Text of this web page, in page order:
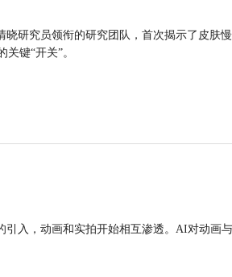
研究员领衔的研究团队，首次揭示了皮肤
键“开关”。
入，动画和实拍开始相互渗透。AI对动画